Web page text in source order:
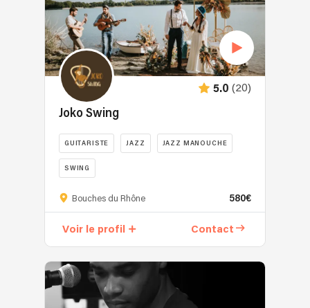
5.0 (20)
Joko Swing
GUITARISTE JAZZ JAZZ MANOUCHE
SWING
Bouches du Rhône 580€
Voir le profil Contact